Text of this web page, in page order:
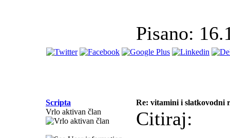
Pisano:
Scripta
Re: vitamini i slatkovodni
Vrlo aktivan član
Citiraj: